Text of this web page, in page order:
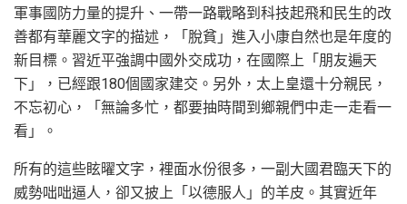
軍事國防力量的提升、一帶一路戰略到科技起飛和民生的改
善都有華麗文字的描述，「脫貧」進入小康自然也是年度的
新目標。習近平強調中國外交成功，在國際上「朋友遍天
下」，已經跟180個國家建交。另外，太上皇還十分親民，
不忘初心，「無論多忙，都要抽時間到鄉親們中走一走看一
看」。
所有的這些眩曜文字，裡面水份很多，一副大國君臨天下的
威勢咄咄逼人，卻又披上「以德服人」的羊皮。其實近年